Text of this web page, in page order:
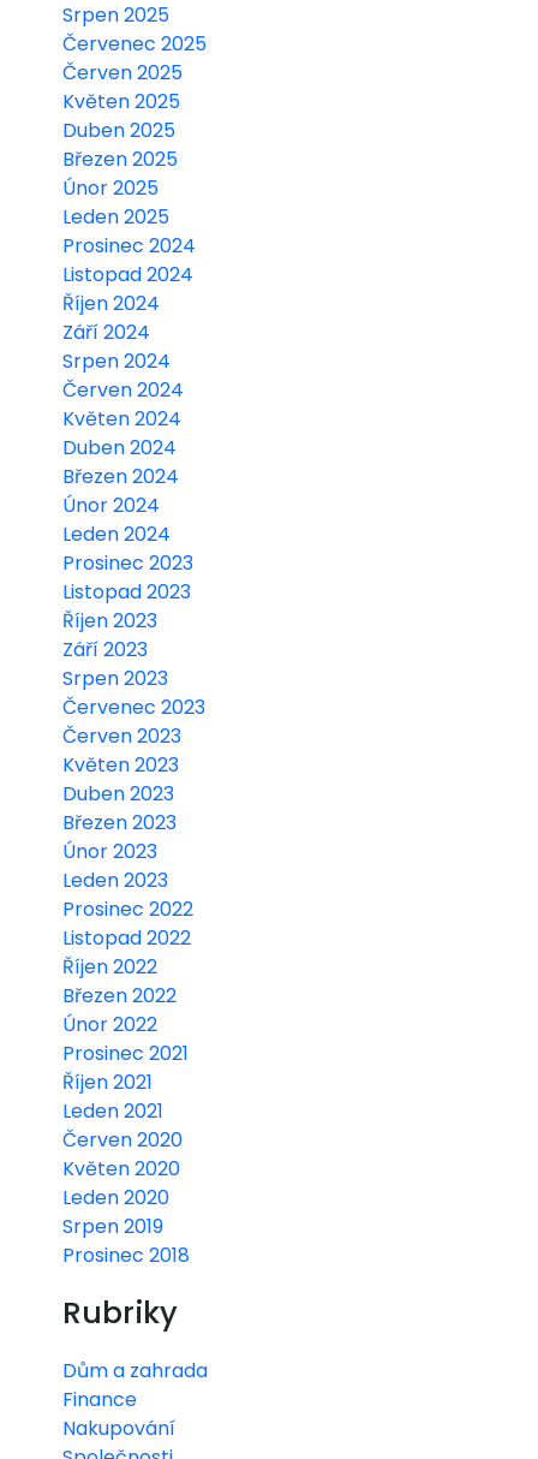
Srpen 2025
Červenec 2025
Červen 2025
Květen 2025
Duben 2025
Březen 2025
Únor 2025
Leden 2025
Prosinec 2024
Listopad 2024
Říjen 2024
Září 2024
Srpen 2024
Červen 2024
Květen 2024
Duben 2024
Březen 2024
Únor 2024
Leden 2024
Prosinec 2023
Listopad 2023
Říjen 2023
Září 2023
Srpen 2023
Červenec 2023
Červen 2023
Květen 2023
Duben 2023
Březen 2023
Únor 2023
Leden 2023
Prosinec 2022
Listopad 2022
Říjen 2022
Březen 2022
Únor 2022
Prosinec 2021
Říjen 2021
Leden 2021
Červen 2020
Květen 2020
Leden 2020
Srpen 2019
Prosinec 2018
Rubriky
Dům a zahrada
Finance
Nakupování